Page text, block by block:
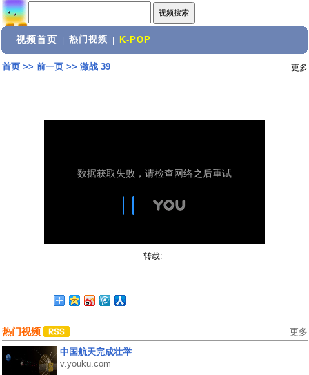
视频首页 热门视频 K-POP
首页>> 前一页>> 激战 39 更多
转载:
热门视频 更多
中国航天完成壮举
v.youku.com